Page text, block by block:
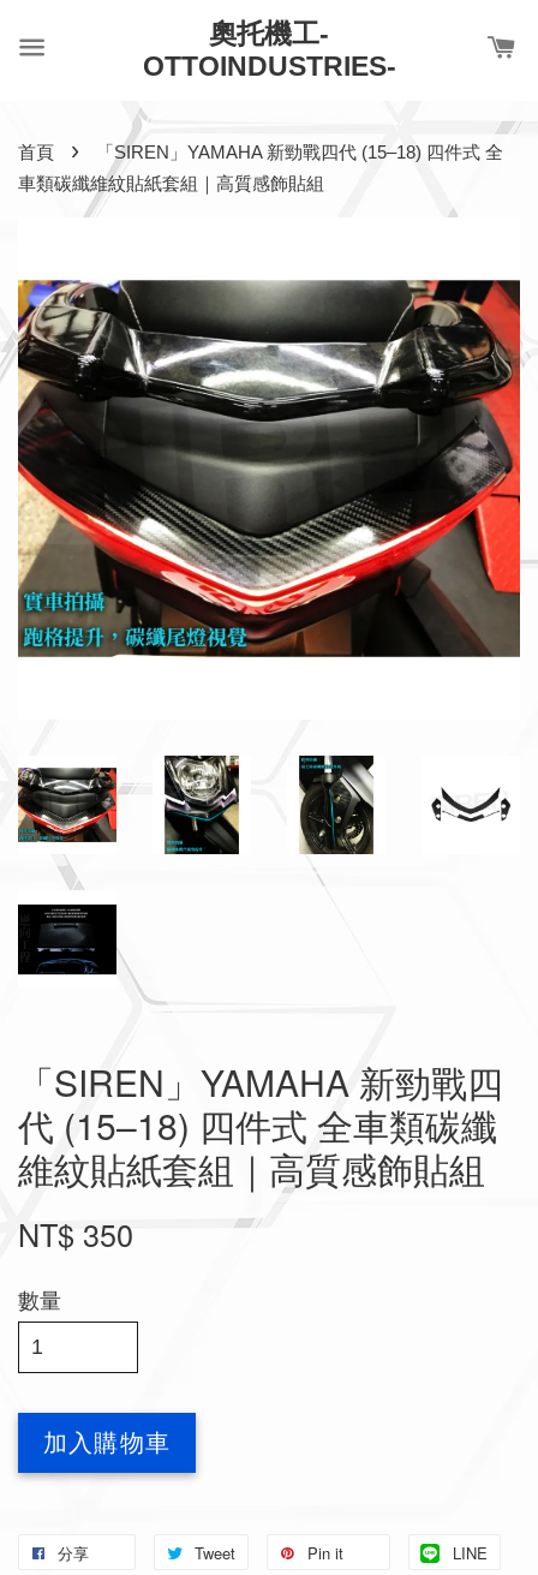
奧托機工-
OTTOINDUSTRIES-
首頁 ›
「SIREN」YAMAHA 新勁戰四代 (15–18) 四件式 全
車類碳纖維紋貼紙套組｜高質感飾貼組
「SIREN」YAMAHA 新勁戰四
代 (15–18) 四件式 全車類碳纖
維紋貼紙套組｜高質感飾貼組
NT$ 350
數量
加入購物車
分享 Tweet Pin it LINE